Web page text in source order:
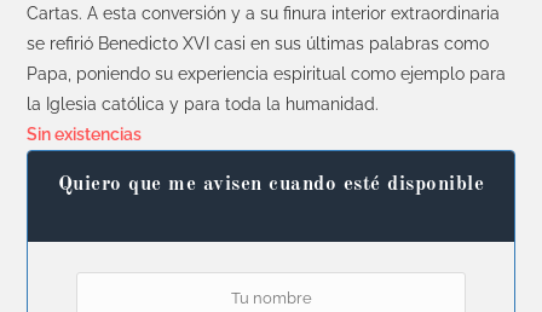
Cartas. A esta conversión y a su finura interior extraordinaria
se refirió Benedicto XVI casi en sus últimas palabras como
Papa, poniendo su experiencia espiritual como ejemplo para
la Iglesia católica y para toda la humanidad.
Sin existencias
Quiero que me avisen cuando esté disponible